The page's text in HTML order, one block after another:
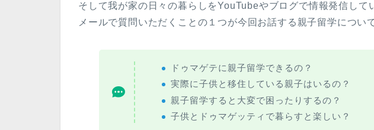
そして我が家の日々の暮らしをYouTubeやブログで情報発信して
メールで質問いただくことの１つが今回お話する親子留学につい
ドゥマゲテに親子留学できるの？
実際に子供と移住している親子はいるの？
親子留学すると大変で困ったりするの？
子供とドゥマゲッティで暮らすと楽しい？